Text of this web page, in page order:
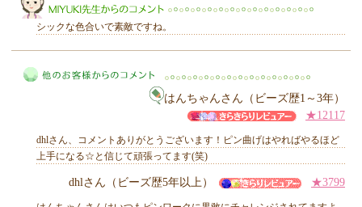
シックな色合いで素敵ですね。
他のお客様からのコメント
はんちゃんさん（ビーズ歴1～3年）
★12117
dhlさん、コメントありがとうございます！ピン曲げはやればやるほど
上手になる☆と信じて頑張ってます(笑)
dhlさん（ビーズ歴5年以上） ★3799